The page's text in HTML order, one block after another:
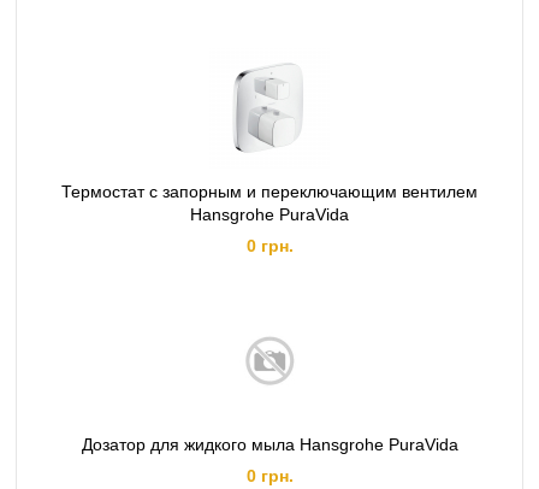
Термостат с запорным и переключающим вентилем
Hansgrohe PuraVida
0 грн.
Дозатор для жидкого мыла Hansgrohe PuraVida
0 грн.